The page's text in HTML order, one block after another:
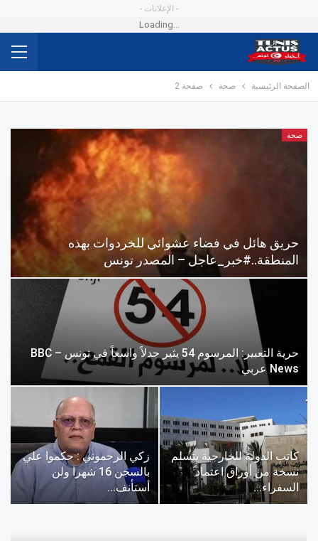
- الإعلانات -
Loading...
الصفحة الرئيسية صحة صفحة 2
صحة
حريق هائل في فضاء عشوائي للخردوات بهذه
المنطقة..#خبر_عاجل – المصدر تونس
حرية التعبير: المرسوم 54 يثير جدلاً واسعاً في تونس – BBC
News عربي
كاتب الدولة للخارجية يتسلم
نسخة من أوراق اعتماد
السفراء…
زكي الرحموني : حكموا علي
بالسجن 16 شهرا ولن
أستأنف…